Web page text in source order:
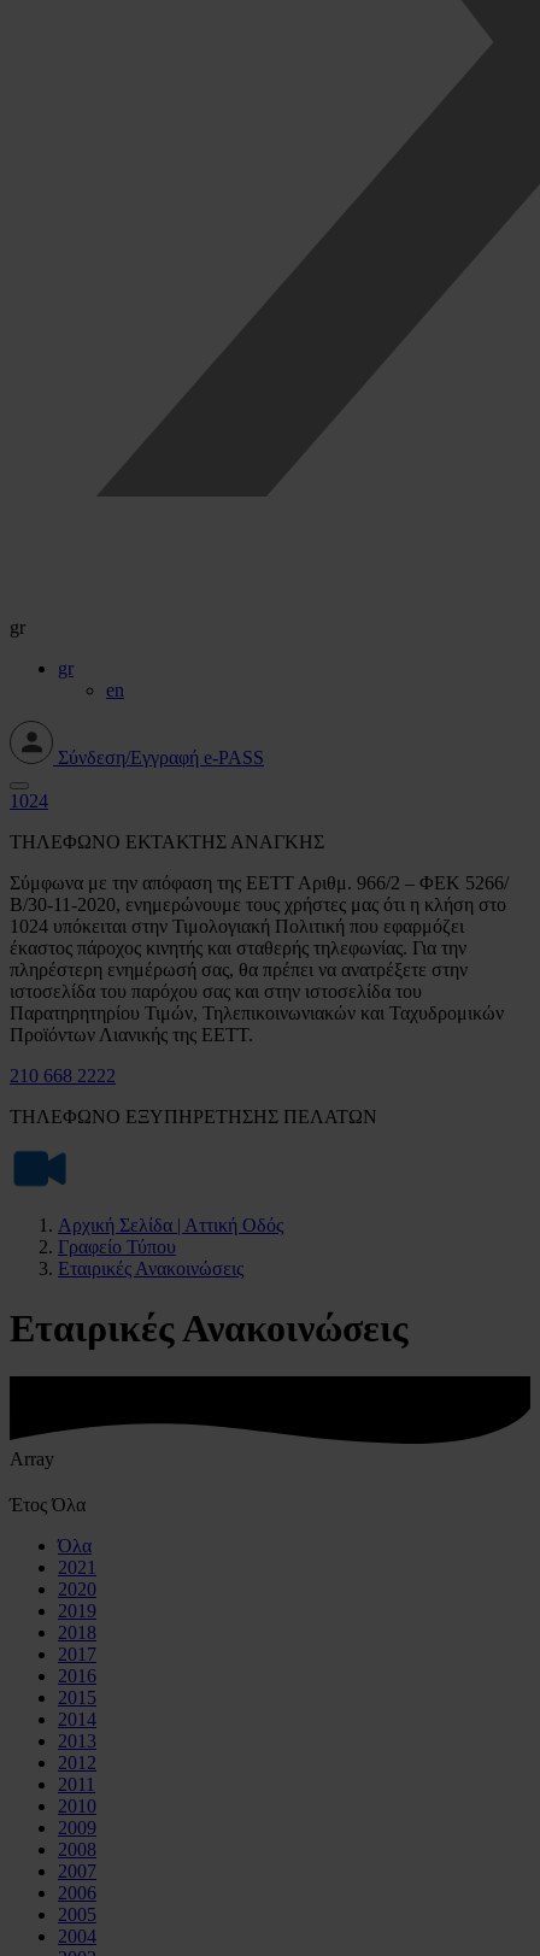
gr
gr
en
Σύνδεση/Εγγραφή e-PASS
1024
ΤΗΛΕΦΩΝΟ ΕΚΤΑΚΤΗΣ ΑΝΑΓΚΗΣ
Σύμφωνα με την απόφαση της ΕΕΤΤ Αριθμ. 966/2 – ΦΕΚ 5266/
Β/30-11-2020, ενημερώνουμε τους χρήστες μας ότι η κλήση στο
1024 υπόκειται στην Τιμολογιακή Πολιτική που εφαρμόζει
έκαστος πάροχος κινητής και σταθερής τηλεφωνίας. Για την
πληρέστερη ενημέρωσή σας, θα πρέπει να ανατρέξετε στην
ιστοσελίδα του παρόχου σας και στην ιστοσελίδα του
Παρατηρητηρίου Τιμών, Τηλεπικοινωνιακών και Ταχυδρομικών
Προϊόντων Λιανικής της ΕΕΤΤ.
210 668 2222
ΤΗΛΕΦΩΝΟ ΕΞΥΠΗΡΕΤΗΣΗΣ ΠΕΛΑΤΩΝ
Αρχική Σελίδα | Αττική Οδός
Γραφείο Τύπου
Εταιρικές Ανακοινώσεις
Εταιρικές Ανακοινώσεις
Array
Έτος Όλα
Όλα
2021
2020
2019
2018
2017
2016
2015
2014
2013
2012
2011
2010
2009
2008
2007
2006
2005
2004